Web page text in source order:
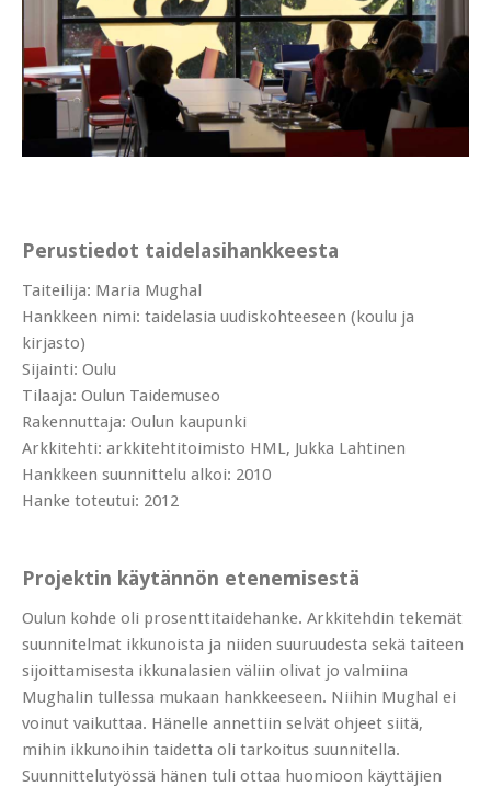
Perustiedot taidelasihankkeesta
Taiteilija: Maria Mughal
Hankkeen nimi: taidelasia uudiskohteeseen (koulu ja
kirjasto)
Sijainti: Oulu
Tilaaja: Oulun Taidemuseo
Rakennuttaja: Oulun kaupunki
Arkkitehti: arkkitehtitoimisto HML, Jukka Lahtinen
Hankkeen suunnittelu alkoi: 2010
Hanke toteutui: 2012
Projektin käytännön etenemisestä
Oulun kohde oli prosenttitaidehanke. Arkkitehdin tekemät
suunnitelmat ikkunoista ja niiden suuruudesta sekä taiteen
sijoittamisesta ikkunalasien väliin olivat jo valmiina
Mughalin tullessa mukaan hankkeeseen. Niihin Mughal ei
voinut vaikuttaa. Hänelle annettiin selvät ohjeet siitä,
mihin ikkunoihin taidetta oli tarkoitus suunnitella.
Suunnittelutyössä hänen tuli ottaa huomioon käyttäjien